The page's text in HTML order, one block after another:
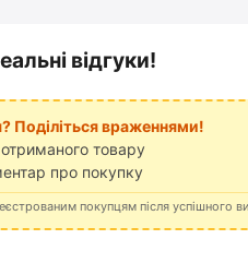
відгуки!
Поділіться враженнями!
товару
про покупку
покупцям після успішного